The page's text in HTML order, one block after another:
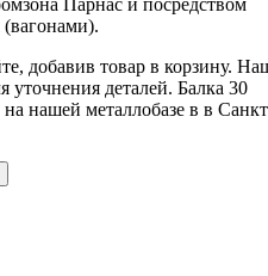
Парнас и посредством
добавив товар в корзину.
уточнения деталей. Балка 30
нашей металлобазе в в